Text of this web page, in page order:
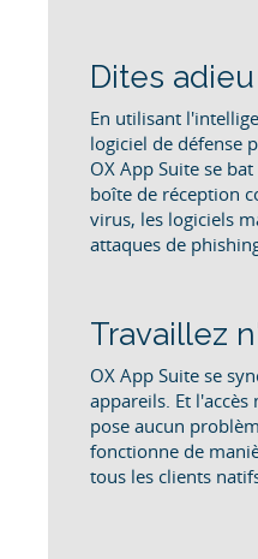
Dites
En utilisant
logiciel de défense
OX App Suite se
boîte de réception
virus, les logiciels
attaques de
Travaillez
OX App Suite se
appareils. Et
pose aucun
fonctionne de
tous les clients